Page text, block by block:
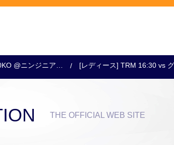
クラブ・会社情報 レディース
@ニンジニア… [レディース] TRM 16:30 vs
THE OFFICIAL WEB SITE